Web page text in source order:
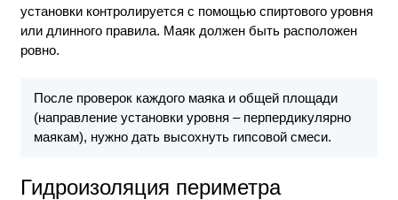
установки контролируется с помощью спиртового уровня
или длинного правила. Маяк должен быть расположен
ровно.
После проверок каждого маяка и общей площади
(направление установки уровня – перпердикулярно
маякам), нужно дать высохнуть гипсовой смеси.
Гидроизоляция периметра